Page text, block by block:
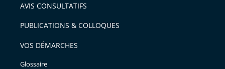
avant
AVIS CONSULTATIFS
PUBLICATIONS & COLLOQUES
VOS DÉMARCHES
Glossaire